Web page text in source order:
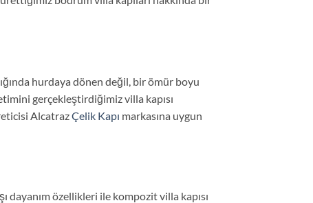
hurdaya dönen değil, bir ömür boyu
gerçekleştirdiğimiz villa kapısı
AlcatrazÇelik Kapı markasına uygun
dayanım özellikleri ile kompozit villa kapısı